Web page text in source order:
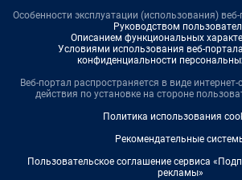
Особенности эксплуатации (использования)
Руководством
Описанием функциональных
Условиями использования веб-
конфиденциальности
Веб-портал распространяется в виде
действия по установке на стороне
Политика использования
Рекомендательные
Пользовательское соглашение сервиса
рекламы»